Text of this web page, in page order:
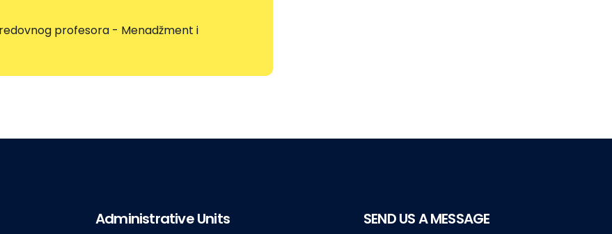
profesora - Menadžment i
Administrative Units SEND US A MESSAGE